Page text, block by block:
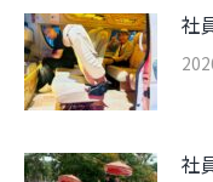
社
社